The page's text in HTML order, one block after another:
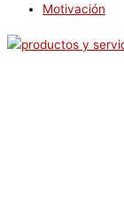
Motivación